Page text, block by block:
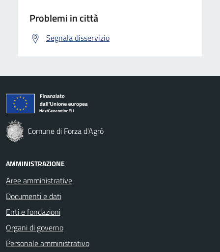
Problemi in città
Segnala disservizio
Comune di Forza d'Agrò
AMMINISTRAZIONE
Aree amministrative
Documenti e dati
Enti e fondazioni
Organi di governo
Personale amministrativo